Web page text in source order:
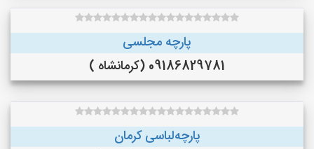
پارچه مجلسی
09186829781 (کرمانشاه )
پارچه‌لباسی کرمان